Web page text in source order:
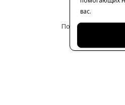
Оферта
Политика
вас.